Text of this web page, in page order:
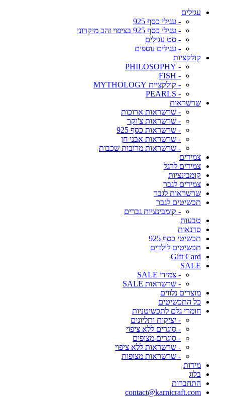
עגילים
- עגילי כסף 925
- עגילי כסף 925 בציפוי זהב מיקרוני
- סט עגילים
- עגילים נוספים
קולקציות
- PHILOSOPHY
- FISH
- קולקציית MYTHOLOGY
- PEARLS
שרשראות
- שרשראות ארוכות
- שרשראות צ'וקר
- שרשראות כסף 925
- שרשראות אבני חן
- שרשראות מרובות שכבות
צמידים
צמידים לרגל
קומבינציות
צמידים לגבר
שרשראות לגבר
תכשיטים לגבר
- קומבינציות גברים
טבעות
סדנאות
תכשיטי כסף 925
תכשיטים לילדים
Gift Card
SALE
- צמידי SALE
- שרשראות SALE
מוצרים נלווים
כל התכשיטים
חומרי גלם לתכשיטניות
- יציקות ותליונים
- סוגרים ללא ציפוי
- סוגרים מצופים
- שרשראות ללא ציפוי
- שרשראות מצופות
מידות
בלוג
התחברות
contact@karnicraft.com